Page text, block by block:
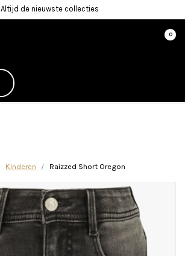
Altijd de nieuwste collecties
0
Kinderen Raizzed Short Oregon